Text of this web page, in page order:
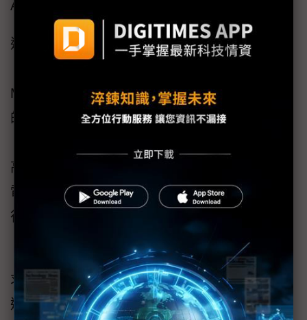
AI叢集與資料中心的擴展與部署。
進階監控與通訊：內建電源管理控制器
MODBUS與CANBUS通訊協定，提升資料中心
的可視性與管控能力。
高效率與效能最佳化：充電效率超過95%，放
電效率高達97%，有效降低能源損耗並提升運
行效能，協助資料中心省電及永續發展。
「我們一直致力於提供符合AI與高效能運算需
求的先進電源解決方案。」肯微科技總裁梁見
達先生表示：「33kW BBU Shelf的推出，為我